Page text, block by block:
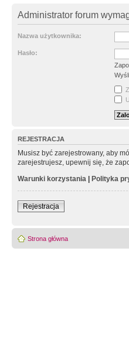
Administrator forum
Nazwa użytkownika:
Hasło:
REJESTRACJA
Musisz być zarejestrowany, aby
zarejestrujesz, upewnij się, że
Warunki korzystania | Polityka
Rejestracja
Strona główna